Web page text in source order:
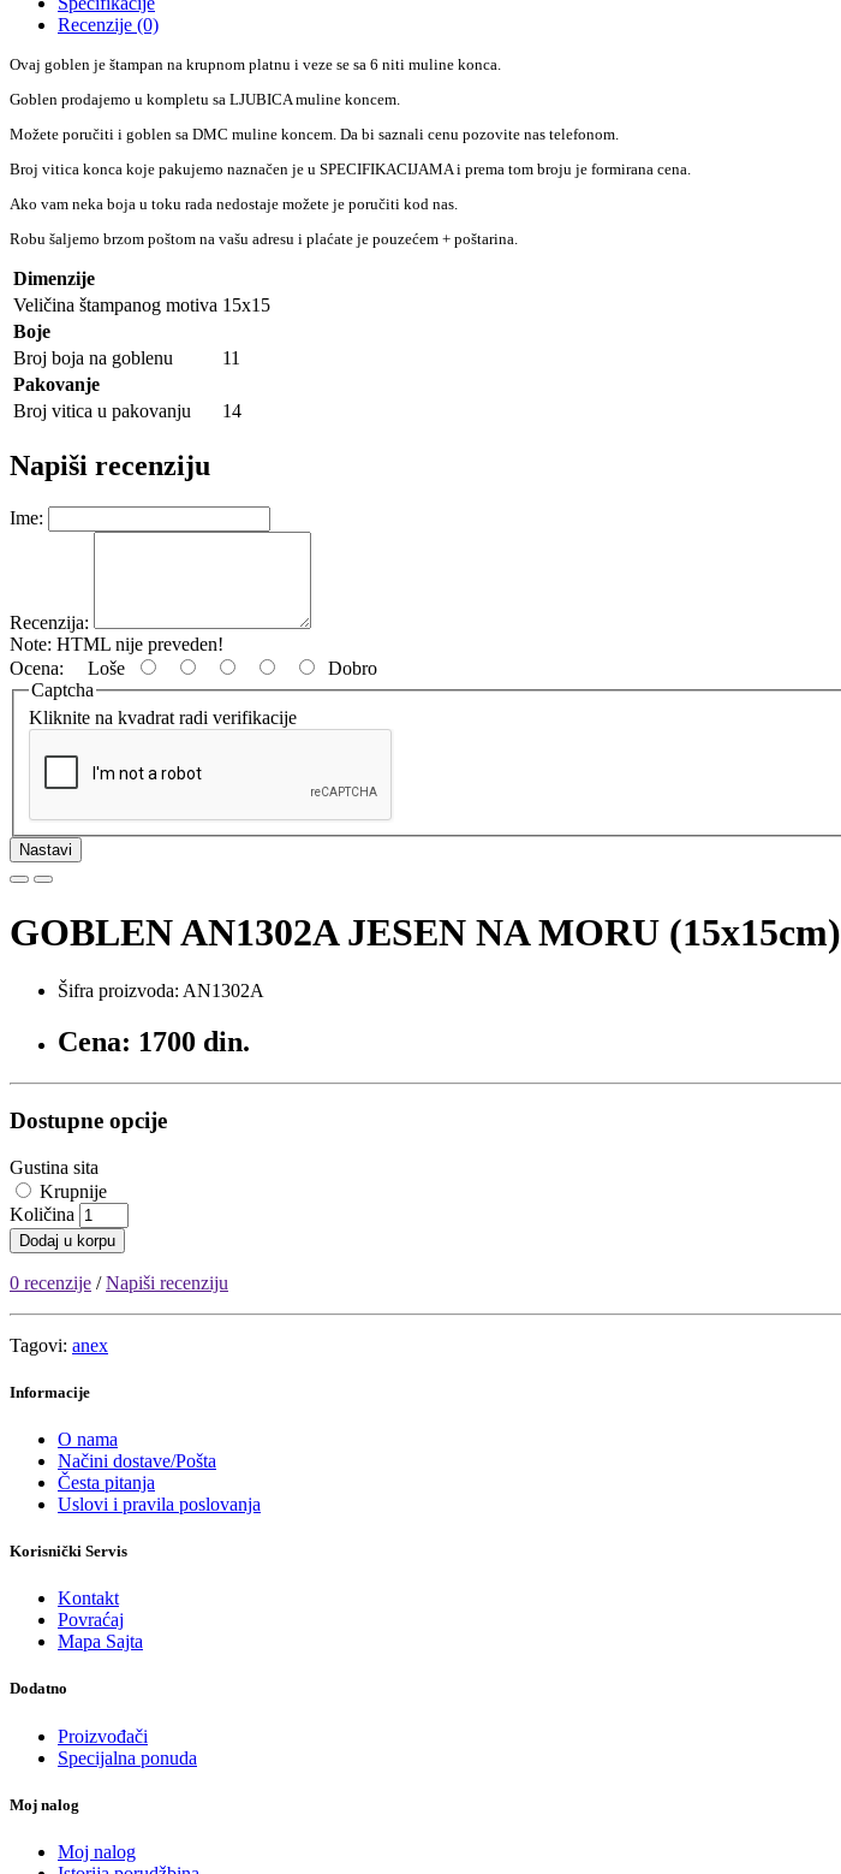
Recenzije (0)
Ovaj goblen je štampan na krupnom platnu i veze se sa 6 niti muline konca.
Goblen prodajemo u kompletu sa LJUBICA muline koncem.
Možete poručiti i goblen sa DMC muline koncem. Da bi saznali cenu pozovite nas telefonom.
Broj vitica konca koje pakujemo naznačen je u SPECIFIKACIJAMA i prema tom broju je formirana cena.
Ako vam neka boja u toku rada nedostaje možete je poručiti kod nas.
Robu šaljemo brzom poštom na vašu adresu i plaćate je pouzećem + poštarina.
Dimenzije
Veličina štampanog motiva 15x15
Boje
Broj boja na goblenu
11
Pakovanje
Broj vitica u pakovanju
14
Napiši recenziju
Ime:
Recenzija:
Note: HTML nije preveden!
Ocena: Loše
Dobro
Captcha
Kliknite na kvadrat radi verifikacije
Nastavi
GOBLEN AN1302A JESEN NA MORU (15x15cm)
Šifra proizvoda: AN1302A
Cena: 1700 din.
Dostupne opcije
Gustina sita
Krupnije
Količina
Dodaj u korpu
0 recenzije /Napiši recenziju
Tagovi: anex
Informacije
O nama
Načini dostave/Pošta
Česta pitanja
Uslovi i pravila poslovanja
Korisnički Servis
Kontakt
Povraćaj
Mapa Sajta
Dodatno
Proizvođači
Specijalna ponuda
Moj nalog
Moj nalog